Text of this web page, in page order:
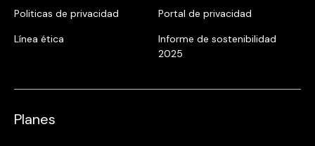
Politicas de privacidad
Portal de privacidad
Línea ética
Informe de sostenibilidad
2025
Planes